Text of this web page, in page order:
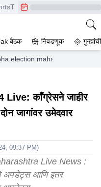
CrimeTak
बैठक निवडणूक
election maharashtra 2024
काँग्रेसने जाहीर
जागांवर उमेदवार
09:37 PM)
Live News :
अपडेट्स आणि इतर